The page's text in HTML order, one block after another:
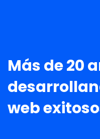
Más de 20
web